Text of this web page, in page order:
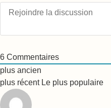
6 Commentaires
plus ancien
plus récent Le plus populaire